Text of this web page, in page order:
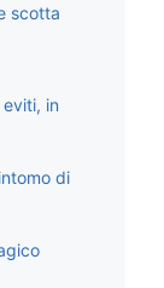
scotta
in
di